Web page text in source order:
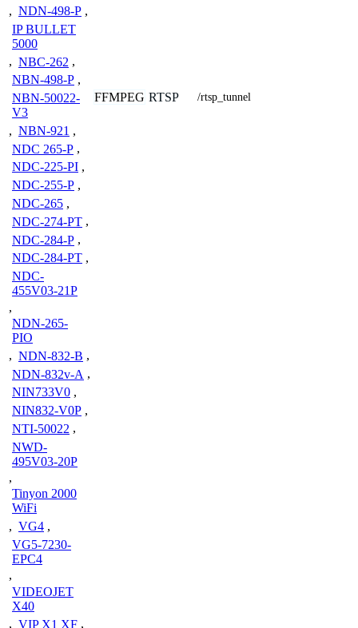
, NDN-498-P ,
IP BULLET
5000
, NBC-262 ,
NBN-498-P ,
NBN-50022-
V3
, NBN-921 ,
NDC 265-P ,
NDC-225-PI ,
NDC-255-P ,
NDC-265 ,
NDC-274-PT ,
NDC-284-P ,
NDC-284-PT ,
NDC-
455V03-21P
,
NDN-265-
PIO
, NDN-832-B ,
NDN-832v-A ,
NIN733V0 ,
NIN832-V0P ,
NTI-50022 ,
NWD-
495V03-20P
,
Tinyon 2000
WiFi
, VG4 ,
VG5-7230-
EPC4
,
VIDEOJET
X40
, VIP X1 XF ,
FFMPEG RTSP /rtsp_tunnel